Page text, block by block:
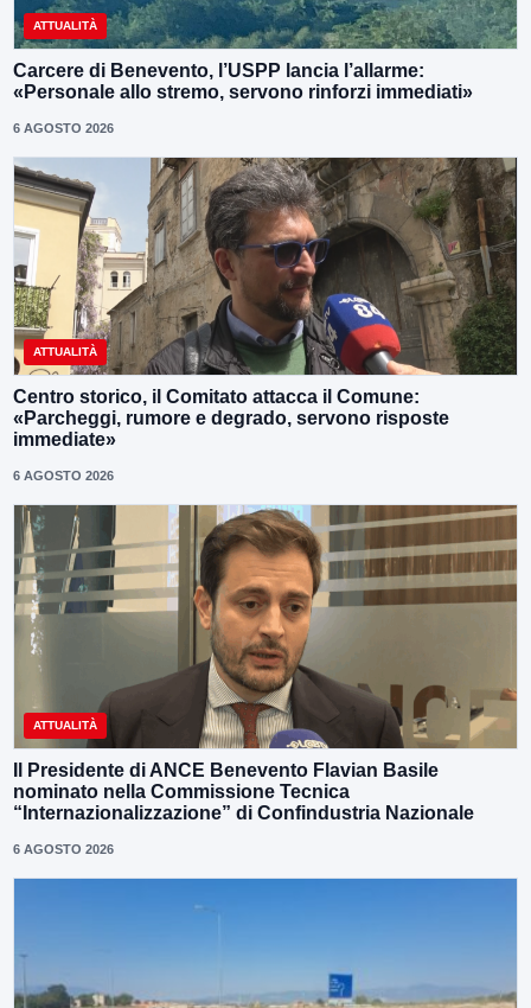
ATTUALITÀ
Carcere di Benevento, l’USPP lancia l’allarme:
«Personale allo stremo, servono rinforzi immediati»
6 AGOSTO 2026
ATTUALITÀ
Centro storico, il Comitato attacca il Comune:
«Parcheggi, rumore e degrado, servono risposte
immediate»
6 AGOSTO 2026
ATTUALITÀ
Il Presidente di ANCE Benevento Flavian Basile
nominato nella Commissione Tecnica
“Internazionalizzazione” di Confindustria Nazionale
6 AGOSTO 2026